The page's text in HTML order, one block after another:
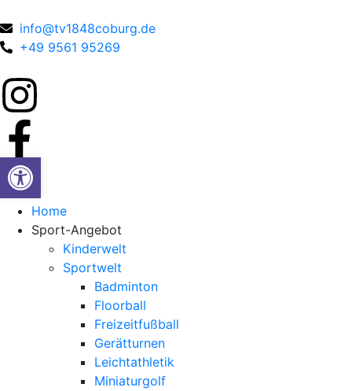
info@tv1848coburg.de
+49 9561 95269
Home
Sport-Angebot
Kinderwelt
Sportwelt
Badminton
Floorball
Freizeitfußball
Gerätturnen
Leichtathletik
Miniaturgolf
Werkzeugleiste öffnen